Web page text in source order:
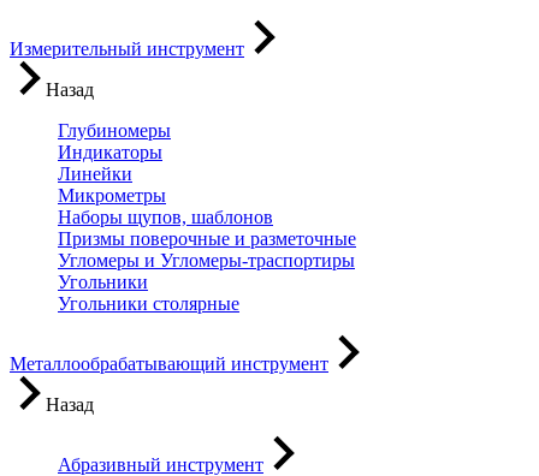
Измерительный инструмент
Назад
Глубиномеры
Индикаторы
Линейки
Микрометры
Наборы щупов, шаблонов
Призмы поверочные и разметочные
Угломеры и Угломеры-траспортиры
Угольники
Угольники столярные
Металлообрабатывающий инструмент
Назад
Абразивный инструмент